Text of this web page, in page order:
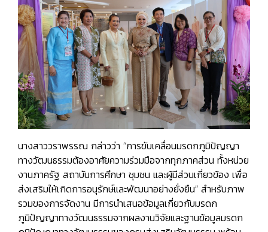
นางสาววราพรรณ กล่าวว่า “การขับเคลื่อนมรดกภูมิปัญญา
ทางวัฒนธรรมต้องอาศัยความร่วมมือจากทุกภาคส่วน ทั้งหน่วย
งานภาครัฐ สถาบันการศึกษา ชุมชน และผู้มีส่วนเกี่ยวข้อง เพื่อ
ส่งเสริมให้เกิดการอนุรักษ์และพัฒนาอย่างยั่งยืน” สำหรับภาพ
รวมของการจัดงาน มีการนำเสนอข้อมูลเกี่ยวกับมรดก
ภูมิปัญญาทางวัฒนธรรมจากผลงานวิจัยและฐานข้อมูลมรดก